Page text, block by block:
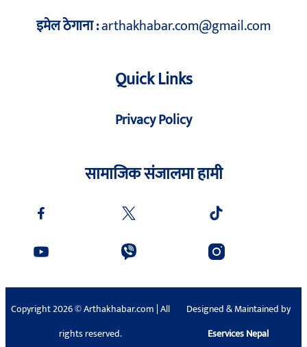
इमेल ठेगाना :arthakhabar.com@gmail.com
Quick Links
Privacy Policy
सामाजिक संजालमा हामी
Copyright 2026 © Arthakhabar.com | All
rights reserved.
Designed & Maintained by
Eservices Nepal